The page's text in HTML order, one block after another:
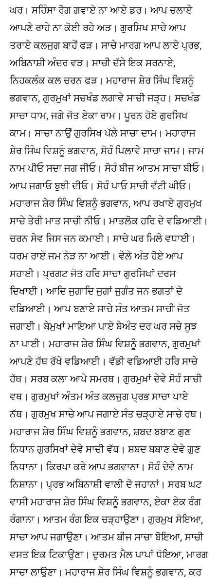
ਘਰ। ਸਹਿੰਸਾ ਰੋਗ ਗਵਾਏ ਨਾ ਆਏ ਡਰ। ਆਪ ਚਲਾਏ
ਆਪਣੇ ਰਾਹੇ ਨਾ ਕੋਈ ਰਹੇ ਅੜ। ਗੁਰਸਿਖ ਸਾਚੇ ਆਪ
ਤਰਾਏ ਕਲਜੁਗ ਬਾਹੋਂ ਫੜ। ਸਾਚੇ ਮਾਰਗ ਆਪ ਲਾਏ ਪ੍ਰਭ,
ਅਬਿਨਾਸ਼ੀ ਅੰਦਰ ਵੜ। ਸਾਚੀ ਦੱਸੇ ਇਕ ਸਰਨਾਏ,
ਨਿਹਕਲੰਕ ਕਲ ਚਰਨ ਫੜ। ਮਹਾਰਾਜ ਸ਼ੇਰ ਸਿੰਘ ਵਿਸ਼ਨੂੰ
ਭਗਵਾਨ, ਗੁਰਮੁਖਾਂ ਸਚਖੰਡ ਲਗਾਵੇ ਸਾਚੀ ਜੜ੍ਹ। ਸਚਖੰਡ
ਸਾਚਾ ਧਾਮ, ਜਗੇ ਜੋਤ ਏਕਾ ਰਾਮ। ਪੂਰਨ ਹੋਏ ਗੁਰਸਿਖ
ਕਾਮ। ਸਾਚਾ ਨਾਉਂ ਗੁਰਸਿਖ ਪੱਲੇ ਸਾਚਾ ਦਾਮ। ਮਹਾਰਾਜ
ਸ਼ੇਰ ਸਿੰਘ ਵਿਸ਼ਨੂੰ ਭਗਵਾਨ, ਸੋਹੰ ਪਿਲਾਵੇ ਸਾਚਾ ਜਾਮ। ਜਾਮ
ਨਾਮ ਪੀਓ ਸਦਾ ਜਗ ਜੀਓ। ਸੋਹੰ ਬੀਜ ਆਤਮ ਸਾਚਾ ਬੀਓ।
ਆਪ ਜਗਾਓ ਬੁਝੀ ਦੀਓ। ਸੋਹੰ ਪਾਓ ਸਾਚੀ ਵੱਟੀ ਘੀਓ।
ਮਹਾਰਾਜ ਸ਼ੇਰ ਸਿੰਘ ਵਿਸ਼ਨੂੰ ਭਗਵਾਨ, ਆਪ ਰਖਾਏ ਗੁਰਮੁਖ
ਸਾਚੇ ਤੇਰੀ ਮਾਤ ਸਾਚੀ ਨੀਓ। ਮਾਤਲੋਕ ਹਰਿ ਦੇ ਵਡਿਆਈ।
ਚਰਨ ਸੇਵ ਜਿਸ ਜਨ ਕਮਾਈ। ਸਾਚੇ ਘਰ ਮਿਲੇ ਵਧਾਈ।
ਧਰਮ ਰਾਏ ਜਮ ਨੇੜ ਨਾ ਆਈ। ਵੇਲੇ ਅੰਤ ਹੋਏ ਆਪ
ਸਹਾਈ। ਪ੍ਰਗਟ ਜੋਤ ਹਰਿ ਸਾਚਾ ਗੁਰਸਿਖਾਂ ਦਰਸ
ਦਿਖਾਈ। ਆਦਿ ਜੁਗਾਦਿ ਜੁਗਾਂ ਜੁਗੰਤ ਜਨ ਭਗਤਾਂ ਦੇ
ਵਡਿਆਈ। ਆਪ ਬਣਾਏ ਸਾਚੇ ਸੰਤ ਆਤਮ ਸਾਚੀ ਜੋਤ
ਜਗਾਈ। ਬੇਮੁਖਾਂ ਮਾਇਆ ਪਾਏ ਬੇਅੰਤ ਦਰ ਘਰ ਸਚੇ ਸੂਝ
ਨਾ ਪਾਈ। ਮਹਾਰਾਜ ਸ਼ੇਰ ਸਿੰਘ ਵਿਸ਼ਨੂੰ ਭਗਵਾਨ, ਗੁਰਮੁਖਾਂ
ਆਪਣੇ ਹੱਥ ਰੱਖੇ ਵਡਿਆਈ। ਵੱਡੀ ਵਡਿਆਈ ਹਰਿ ਸਾਚੇ
ਹੱਥ। ਸਰਬ ਕਲਾ ਆਪੇ ਸਮਰਥ। ਗੁਰਮੁਖ਼ਾਂ ਦੇਵੇ ਸੋਹੰ ਸਾਚੀ
ਵਥ। ਗੁਰਮੁਖਾਂ ਅੰਤਮ ਅੰਤ ਕਲਜੁਗ ਪ੍ਰਭ ਸਾਚਾ ਪਾਏ
ਨੱਥ। ਗੁਰਮੁਖ ਸਾਚੇ ਆਪ ਜਗਾਏ ਸੰਤ ਚੜ੍ਹਾਏ ਸਾਚੇ ਰਥ।
ਮਹਾਰਾਜ ਸ਼ੇਰ ਸਿੰਘ ਵਿਸ਼ਨੂੰ ਭਗਵਾਨ, ਸ਼ਬਦ ਬਬਾਣ ਗੁਣ
ਨਿਧਾਨ ਗੁਰਸਿਖਾਂ ਦੇਵੇ ਸਾਚੀ ਵੱਥ। ਸ਼ਬਦ ਬਬਾਣ ਦੇਵੇ ਗੁਣ
ਨਿਧਾਨਾ। ਕਿਰਪਾ ਕਰੇ ਆਪ ਭਗਵਾਨਾ। ਸੋਹੰ ਦੇਵੇ ਨਾਮ
ਨਿਸ਼ਾਨਾ। ਪ੍ਰਭ ਅਬਿਨਾਸ਼ੀ ਵਾਲੀ ਦੋ ਜਹਾਨਾਂ। ਸਰਬ ਘਟ
ਵਾਸੀ ਮਹਾਰਾਜ ਸ਼ੇਰ ਸਿੰਘ ਵਿਸ਼ਨੂੰ ਭਗਵਾਨ, ਏਕਾ ਏਕ ਰੰਗ
ਰੰਗਾਨਾ। ਆਤਮ ਰੰਗ ਇਕ ਚੜ੍ਹਾਉਣਾ। ਗੁਰਮੁਖ ਸੋਇਆ,
ਸਾਚਾ ਆਪ ਜਗਾਉਣਾ। ਆਤਮ ਬੀਜ ਸਾਚਾ ਬੋਇਆ, ਸਾਚੀ
ਵਸਤ ਇਕ ਟਿਕਾਉਣਾ। ਦੁਰਮਤ ਮੈਲ ਪਾਪਾਂ ਧੋਇਆ, ਮਾਰਗ
ਸਾਚਾ ਲਾਉਣਾ। ਮਹਾਰਾਜ ਸ਼ੇਰ ਸਿੰਘ ਵਿਸ਼ਨੂੰ ਭਗਵਾਨ, ਕਰ